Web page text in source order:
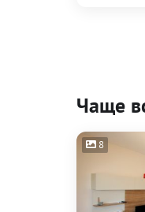
Чаще
8